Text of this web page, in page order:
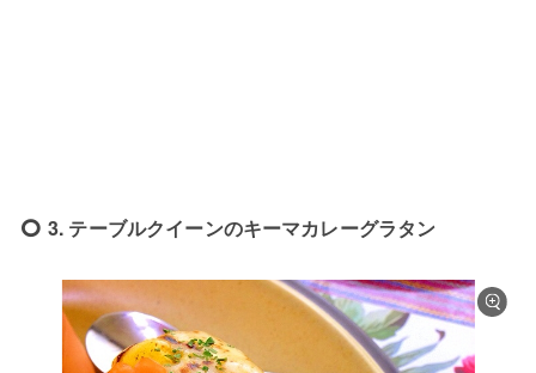
3. テーブルクイーンのキーマカレーグラタン